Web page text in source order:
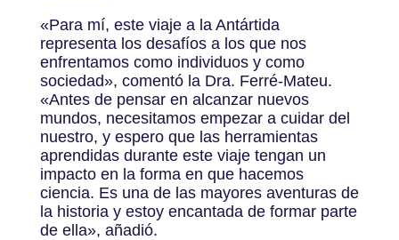
«Para mí, este viaje a la Antártida
representa los desafíos a los que nos
enfrentamos como individuos y como
sociedad», comentó la Dra. Ferré-Mateu.
«Antes de pensar en alcanzar nuevos
mundos, necesitamos empezar a cuidar del
nuestro, y espero que las herramientas
aprendidas durante este viaje tengan un
impacto en la forma en que hacemos
ciencia. Es una de las mayores aventuras de
la historia y estoy encantada de formar parte
de ella», añadió.